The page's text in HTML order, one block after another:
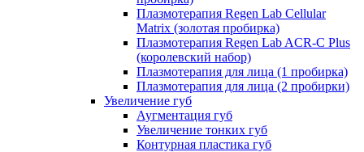
Плазмотерапия Regen Lab Cellular
Matrix (золотая пробирка)
Плазмотерапия Regen Lab ACR-C Plus
(королевский набор)
Плазмотерапия для лица (1 пробирка)
Плазмотерапия для лица (2 пробирки)
Увеличение губ
Аугментация губ
Увеличение тонких губ
Контурная пластика губ